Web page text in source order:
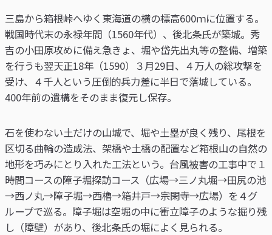
三島から箱根峠へゆく東海道の横の標高600ｍに位置する。
戦国時代末の永禄年間（1560年代）、後北条氏が築城。秀
吉の小田原攻めに備え急きょ、堀や岱先出丸等の整備、増築
を行うも翌天正18年（1590）３月29日、４万人の総攻撃を
受け、４千人という圧倒的兵力差に半日で落城している。
400年前の遺構をそのまま復元し保存。
石を使わない土だけの山城で、堀や土塁が良く残り、尾根を
区切る曲輪の造成法、架橋や土橋の配置など箱根山の自然の
地形を巧みにとり入れた工法という。台風被害の工事中で１
時間コースの障子堀探訪コース（広場→三ノ丸堀→田尻の池
→西ノ丸→障子堀→西櫓→箱井戸→宗閑寺→広場）を４グ
ループで巡る。障子堀は空堀の中に衝立障子のような掘り残
し（障壁）があり、後北条氏の堀によく見られる。